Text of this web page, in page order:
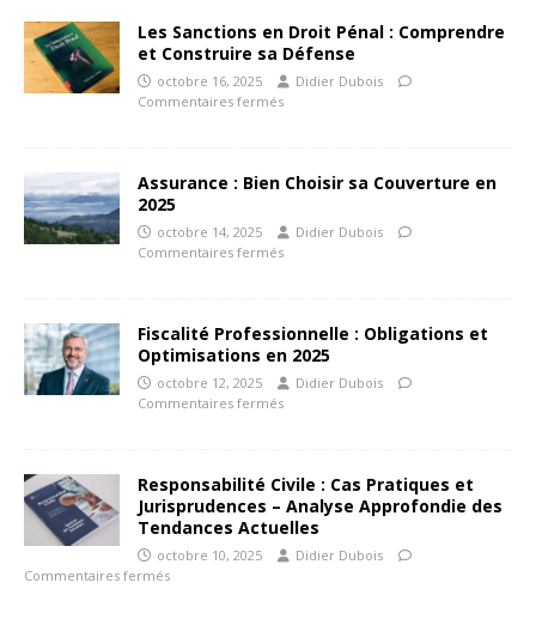
Les Sanctions en Droit Pénal : Comprendre
et Construire sa Défense
octobre 16, 2025
Didier Dubois
Commentaires fermés
Assurance : Bien Choisir sa Couverture en
2025
octobre 14, 2025
Didier Dubois
Commentaires fermés
Fiscalité Professionnelle : Obligations et
Optimisations en 2025
octobre 12, 2025
Didier Dubois
Commentaires fermés
Responsabilité Civile : Cas Pratiques et
Jurisprudences – Analyse Approfondie des
Tendances Actuelles
octobre 10, 2025
Didier Dubois
Commentaires fermés